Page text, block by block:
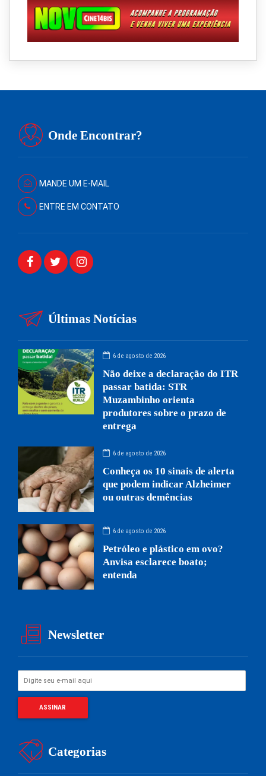
Onde Encontrar?
MANDE UM E-MAIL
ENTRE EM CONTATO
Últimas Notícias
6 de agosto de 2026
Não deixe a declaração do ITR
passar batida: STR
Muzambinho orienta
produtores sobre o prazo de
entrega
6 de agosto de 2026
Conheça os 10 sinais de alerta
que podem indicar Alzheimer
ou outras demências
6 de agosto de 2026
Petróleo e plástico em ovo?
Anvisa esclarece boato;
entenda
Newsletter
Categorias